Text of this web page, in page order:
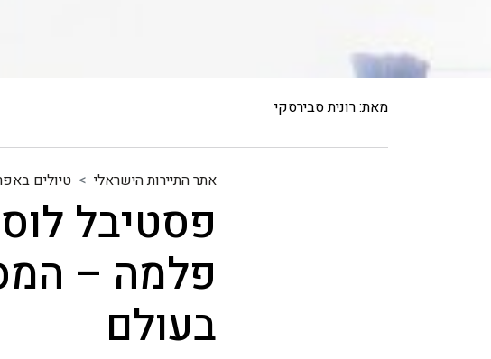
מאת: רונית סבירסקי
אתר התיירות הישראלי טיולים
פסטיבל
פלמה –
בעולם